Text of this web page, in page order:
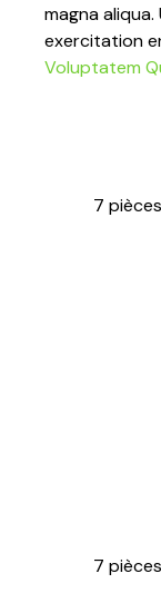
magna
exercitation
Voluptatem
7
7